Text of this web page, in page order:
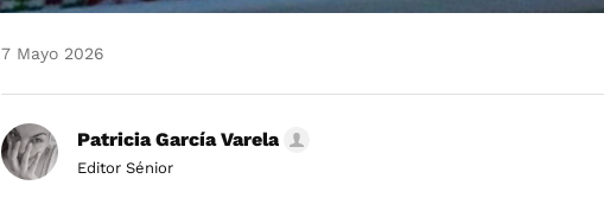
7 Mayo 2026
Patricia García Varela
Editor Sénior